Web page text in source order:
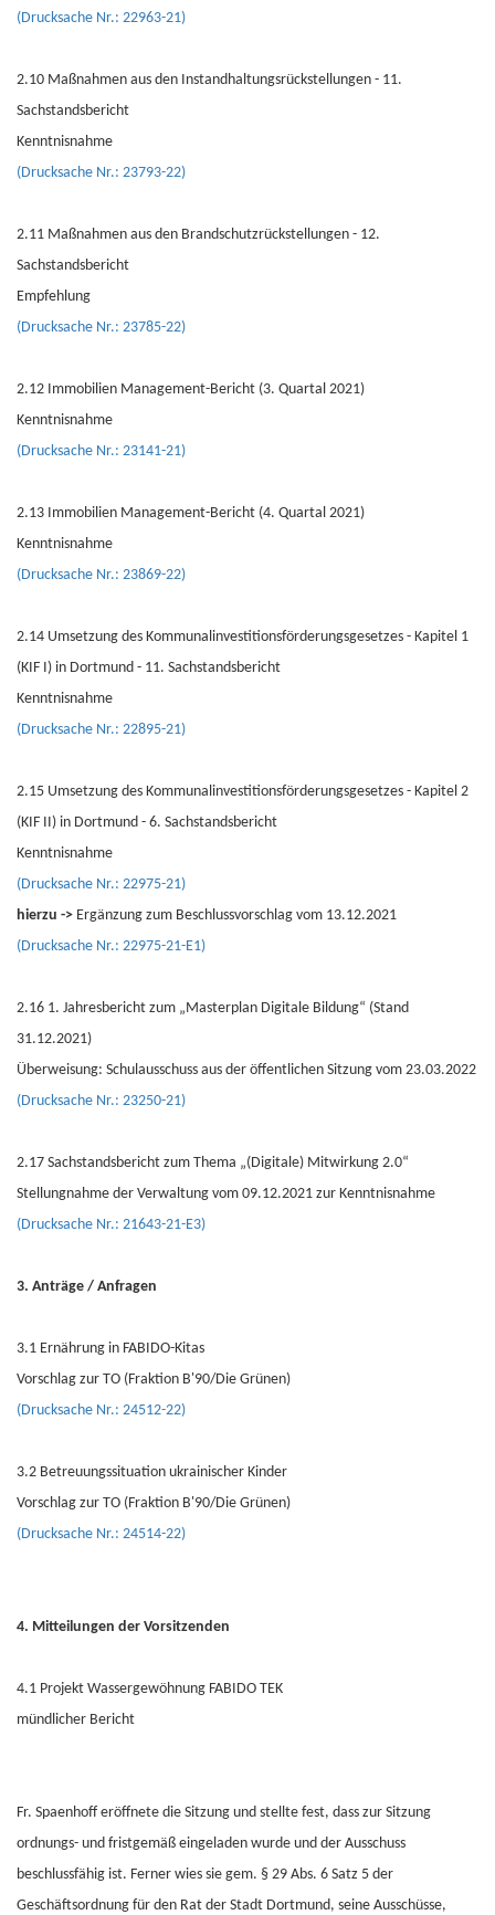
(Drucksache Nr.: 22963-21)
2.10 Maßnahmen aus den Instandhaltungsrückstellungen - 11.
Sachstandsbericht
Kenntnisnahme
(Drucksache Nr.: 23793-22)
2.11 Maßnahmen aus den Brandschutzrückstellungen - 12.
Sachstandsbericht
Empfehlung
(Drucksache Nr.: 23785-22)
2.12 Immobilien Management-Bericht (3. Quartal 2021)
Kenntnisnahme
(Drucksache Nr.: 23141-21)
2.13 Immobilien Management-Bericht (4. Quartal 2021)
Kenntnisnahme
(Drucksache Nr.: 23869-22)
2.14 Umsetzung des Kommunalinvestitionsförderungsgesetzes - Kapitel 1
(KIF I) in Dortmund - 11. Sachstandsbericht
Kenntnisnahme
(Drucksache Nr.: 22895-21)
2.15 Umsetzung des Kommunalinvestitionsförderungsgesetzes - Kapitel 2
(KIF II) in Dortmund - 6. Sachstandsbericht
Kenntnisnahme
(Drucksache Nr.: 22975-21)
hierzu -> Ergänzung zum Beschlussvorschlag vom 13.12.2021
(Drucksache Nr.: 22975-21-E1)
2.16 1. Jahresbericht zum „Masterplan Digitale Bildung“ (Stand
31.12.2021)
Überweisung: Schulausschuss aus der öffentlichen Sitzung vom 23.03.2022
(Drucksache Nr.: 23250-21)
2.17 Sachstandsbericht zum Thema „(Digitale) Mitwirkung 2.0“
Stellungnahme der Verwaltung vom 09.12.2021 zur Kenntnisnahme
(Drucksache Nr.: 21643-21-E3)
3. Anträge / Anfragen
3.1 Ernährung in FABIDO-Kitas
Vorschlag zur TO (Fraktion B'90/Die Grünen)
(Drucksache Nr.: 24512-22)
3.2 Betreuungssituation ukrainischer Kinder
Vorschlag zur TO (Fraktion B'90/Die Grünen)
(Drucksache Nr.: 24514-22)
4. Mitteilungen der Vorsitzenden
4.1 Projekt Wassergewöhnung FABIDO TEK
mündlicher Bericht
Fr. Spaenhoff eröffnete die Sitzung und stellte fest, dass zur Sitzung
ordnungs- und fristgemäß eingeladen wurde und der Ausschuss
beschlussfähig ist. Ferner wies sie gem. § 29 Abs. 6 Satz 5 der
Geschäftsordnung für den Rat der Stadt Dortmund, seine Ausschüsse,